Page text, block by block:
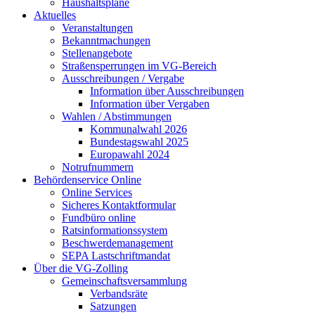
Haushaltspläne
Aktuelles
Veranstaltungen
Bekanntmachungen
Stellenangebote
Straßensperrungen im VG-Bereich
Ausschreibungen / Vergabe
Information über Ausschreibungen
Information über Vergaben
Wahlen / Abstimmungen
Kommunalwahl 2026
Bundestagswahl 2025
Europawahl 2024
Notrufnummern
Behördenservice Online
Online Services
Sicheres Kontaktformular
Fundbüro online
Ratsinformationssystem
Beschwerdemanagement
SEPA Lastschriftmandat
Über die VG-Zolling
Gemeinschaftsversammlung
Verbandsräte
Satzungen